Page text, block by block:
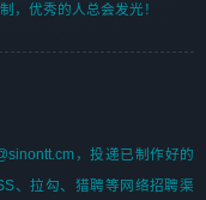
，优秀的人总会发光！
，投递已制作好的
、拉勾、猎聘等网络招聘渠